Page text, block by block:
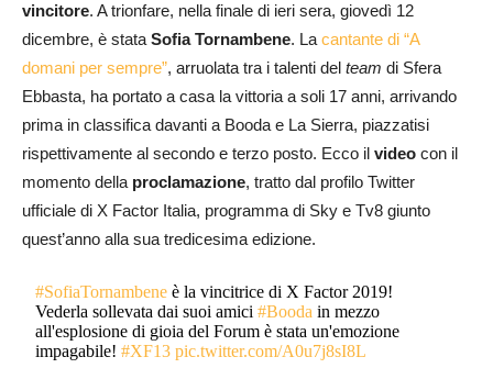
vincitore. A trionfare, nella finale di ieri sera, giovedì 12
dicembre, è stata Sofia Tornambene. La cantante di “A
domani per sempre”, arruolata tra i talenti del team di Sfera
Ebbasta, ha portato a casa la vittoria a soli 17 anni, arrivando
prima in classifica davanti a Booda e La Sierra, piazzatisi
rispettivamente al secondo e terzo posto. Ecco il video con il
momento della proclamazione, tratto dal profilo Twitter
ufficiale di X Factor Italia, programma di Sky e Tv8 giunto
quest’anno alla sua tredicesima edizione.
#SofiaTornambene è la vincitrice di X Factor 2019!
Vederla sollevata dai suoi amici#Booda in mezzo
all'esplosione di gioia del Forum è stata un'emozione
impagabile!#XF13 pic.twitter.com/A0u7j8sI8L